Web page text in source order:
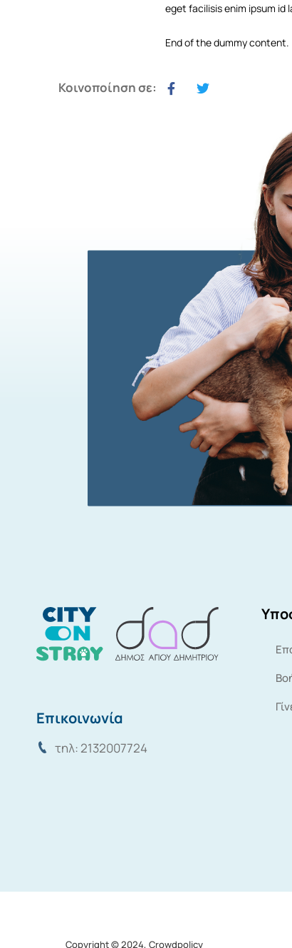
eget facilisis enim ipsum id
End of the dummy content.
Κοινοποίηση σε:
Επικοινωνία
τηλ: 2132007724
Copyright © 2024, Crowdpolicy